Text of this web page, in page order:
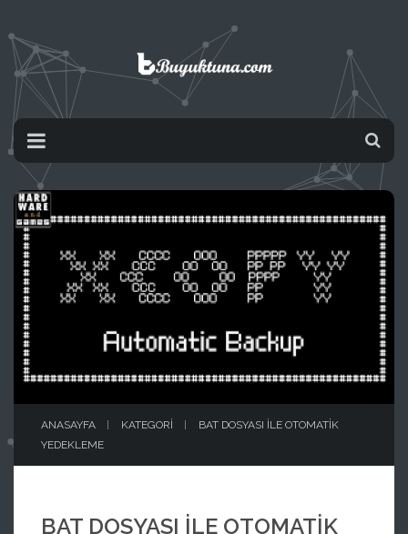
ANASAYFA KATEGORI
BAT DOSYASI İLE OTOMATIK
YEDEKLEME
BAT DOSYASI İLE OTOMATIK